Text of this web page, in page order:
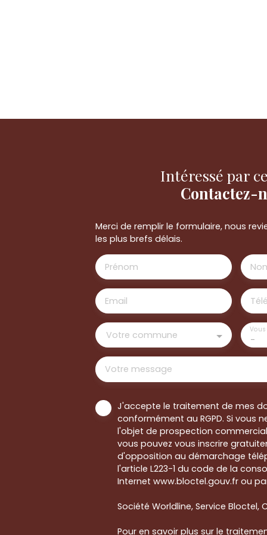
Intéressé par
Contactez-
Merci de remplir le formulaire, nous
les plus brefs délais.
Prénom
Email
Votre commune -
Vous
Votre message
J'accepte le traitement de mes
conformément au RGPD. Si vous
l'objet de prospection
vous pouvez vous inscrire
d'opposition au démarchage
l'article L223-1 du code de la
Internet www.bloctel.gouv.fr ou
Société Worldline, Service Bloctel, CS
Pour en savoir plus sur le